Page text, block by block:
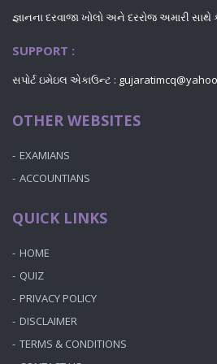
જ્ઞાનના દરવાજા ખોલો અને દરરોજ અમારી
SUPPORT :
સપોર્ટ ઇમેઇલ એકાઉન્ટ :
OTHER WEBSITES
EXAMIANS
ACCOUNTIANS
QUICK LINKS
HOME
QUIZ
PRIVACY POLICY
DISCLAIMER
TERMS & CONDITIONS